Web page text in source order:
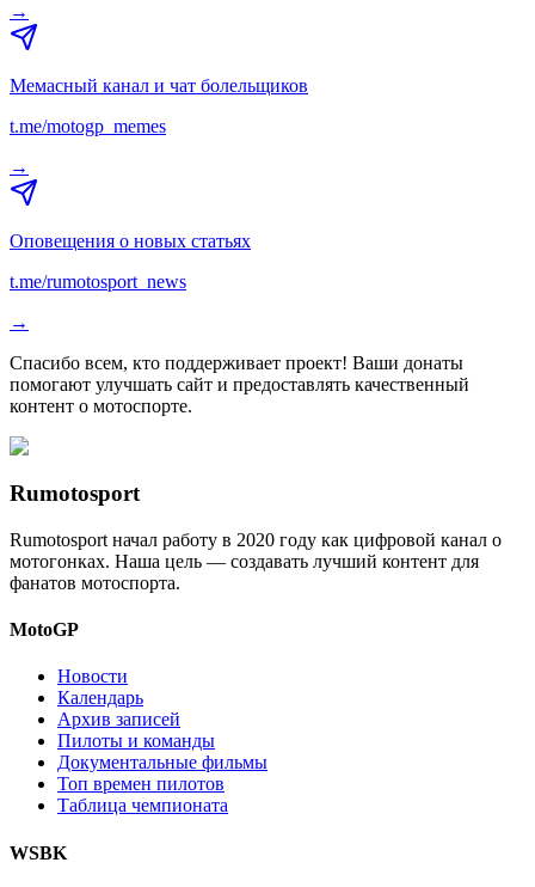
→
Мемасный канал и чат болельщиков
t.me/motogp_memes
→
Оповещения о новых статьях
t.me/rumotosport_news
→
Спасибо всем, кто поддерживает проект! Ваши донаты
помогают улучшать сайт и предоставлять качественный
контент о мотоспорте.
Rumotosport
Rumotosport начал работу в 2020 году как цифровой канал о
мотогонках. Наша цель — создавать лучший контент для
фанатов мотоспорта.
MotoGP
Новости
Календарь
Архив записей
Пилоты и команды
Документальные фильмы
Топ времен пилотов
Таблица чемпионата
WSBK